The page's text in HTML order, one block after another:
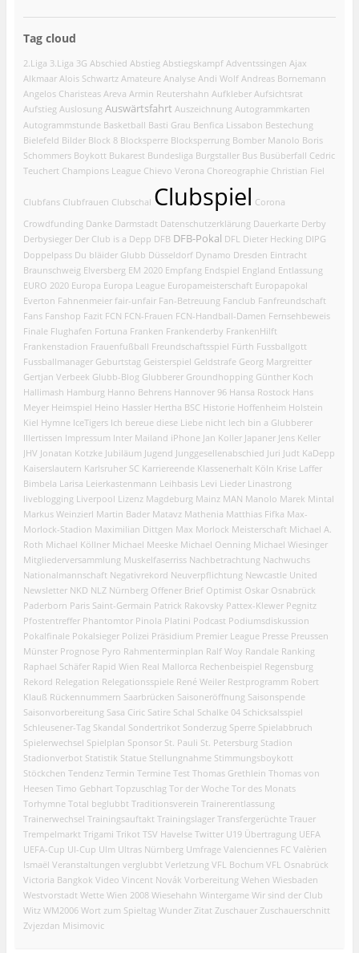
Tag cloud
2.Liga 3.Liga 3G Abschied Abstieg Abstiegskampf Adventssingen Ajax
Alkmaar Alois Schwartz Amateure Analyse Andi Wolf Andreas Bornemann
Angelos Charisteas Areva Armin Reutershahn Aufkleber Aufsichtsrat
Aufstieg Auslosung Auswärtsfahrt Auszeichnung Autogrammkarten
Autogrammstunde Basketball Basti Grau Benfica Lissabon Bestechung
Bielefeld Bilder Block 8 Blocksperre Blocksperrung Bomber Manolo Boris
Schommers Boykott Bukarest Bundesliga Burgstaller Bus Busüberfall Cedric
Teuchert Champions League Chievo Verona Choreographie Christian Fiel
Clubfans Clubfrauen Clubschal Clubspiel Corona
Crowdfunding Danke Darmstadt Datenschutzerklärung Dauerkarte Derby
Derbysieger Der Club is a Depp DFB DFB-Pokal DFL Dieter Hecking DIPG
Doppelpass Du bläider Glubb Düsseldorf Dynamo Dresden Eintracht
Braunschweig Elversberg EM 2020 Empfang Endspiel England Entlassung
EURO 2020 Europa Europa League Europameisterschaft Europapokal
Everton Fahnenmeier fair-unfair Fan-Betreuung Fanclub Fanfreundschaft
Fans Fanshop Fazit FCN FCN-Frauen FCN-Handball-Damen Fernsehbeweis
Finale Flughafen Fortuna Franken Frankenderby FrankenHilft
Frankenstadion Frauenfußball Freundschaftsspiel Fürth Fussballgott
Fussballmanager Geburtstag Geisterspiel Geldstrafe Georg Margreitter
Gertjan Verbeek Glubb-Blog Glubberer Groundhopping Günther Koch
Hallimash Hamburg Hanno Behrens Hannover 96 Hansa Rostock Hans
Meyer Heimspiel Heino Hassler Hertha BSC Historie Hoffenheim Holstein
Kiel Hymne IceTigers Ich bereue diese Liebe nicht Iech bin a Glubberer
Illertissen Impressum Inter Mailand iPhone Jan Koller Japaner Jens Keller
JHV Jonatan Kotzke Jubiläum Jugend Junggesellenabschied Juri Judt KaDepp
Kaiserslautern Karlsruher SC Karriereende Klassenerhalt Köln Krise Laffer
Bimbela Larisa Leierkastenmann Leihbasis Levi Lieder Linastrong
liveblogging Liverpool Lizenz Magdeburg Mainz MAN Manolo Marek Mintal
Markus Weinzierl Martin Bader Matavz Mathenia Matthias Fifka Max-
Morlock-Stadion Maximilian Dittgen Max Morlock Meisterschaft Michael A.
Roth Michael Köllner Michael Meeske Michael Oenning Michael Wiesinger
Mitgliederversammlung Muskelfaserriss Nachbetrachtung Nachwuchs
Nationalmannschaft Negativrekord Neuverpflichtung Newcastle United
Newsletter NKD NLZ Nürnberg Offener Brief Optimist Oskar Osnabrück
Paderborn Paris Saint-Germain Patrick Rakovsky Pattex-Klewer Pegnitz
Pfostentreffer Phantomtor Pinola Platini Podcast Podiumsdiskussion
Pokalfinale Pokalsieger Polizei Präsidium Premier League Presse Preussen
Münster Prognose Pyro Rahmenterminplan Ralf Woy Randale Ranking
Raphael Schäfer Rapid Wien Real Mallorca Rechenbeispiel Regensburg
Rekord Relegation Relegationsspiele René Weiler Restprogramm Robert
Klauß Rückennummern Saarbrücken Saisoneröffnung Saisonspende
Saisonvorbereitung Sasa Ciric Satire Schal Schalke 04 Schicksalsspiel
Schleusener-Tag Skandal Sondertrikot Sonderzug Sperre Spielabbruch
Spielerwechsel Spielplan Sponsor St. Pauli St. Petersburg Stadion
Stadionverbot Statistik Statue Stellungnahme Stimmungsboykott
Stöckchen Tendenz Termin Termine Test Thomas Grethlein Thomas von
Heesen Timo Gebhart Topzuschlag Tor der Woche Tor des Monats
Torhymne Total beglubbt Traditionsverein Trainerentlassung
Trainerwechsel Trainingsauftakt Trainingslager Transfergerüchte Trauer
Trempelmarkt Trigami Trikot TSV Havelse Twitter U19 Übertragung UEFA
UEFA-Cup UI-Cup Ulm Ultras Nürnberg Umfrage Valenciennes FC Valèrien
Ismaël Veranstaltungen verglubbt Verletzung VFL Bochum VFL Osnabrück
Victoria Bangkok Video Vincent Novák Vorbereitung Wehen Wiesbaden
Westvorstadt Wette Wien 2008 Wiesehahn Wintergame Wir sind der Club
Witz WM2006 Wort zum Spieltag Wunder Zitat Zuschauer Zuschauerschnitt
Zvjezdan Misimovic